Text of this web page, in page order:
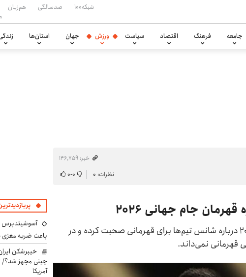
شبکه۱۰۰ صدسالگی هم‌زبان
جامعه فرهنگ اقتصاد سیاست ورزش جهان استان‌ها
خبر: ۱۴۶٬۷۵۹
نظرات: ۰ ۰-۰
جام جهانی ۲۰۲۶
لیونل مسی در آستانه جام جهانی ۲۰۲۶ درباره شانس تیم‌ها برای قهرمانی صحبت کرده و در
قهرمانی نمی‌داند.
آسوشیتدپرس
باعث ضربه مغزی ۷۰۰ نظامی آمریکایی شد
خیبرشکن
چینی مجهز شد؟/
آمریکا